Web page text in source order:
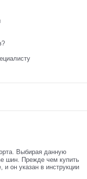
Выбирая данную
шин. Прежде чем купить
он указан в инструкции